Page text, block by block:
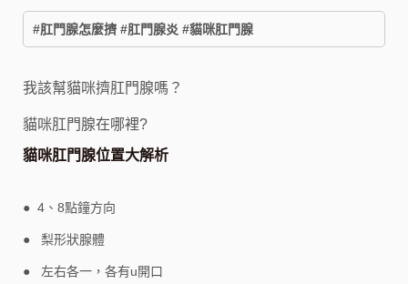
#肛門腺怎麼擠 #肛門腺炎 #貓咪肛門腺
我該幫貓咪擠肛門腺嗎？
貓咪肛門腺在哪裡?
貓咪肛門腺位置大解析
● 4、8點鐘方向
● 梨形狀腺體
● 左右各一，各有u開口